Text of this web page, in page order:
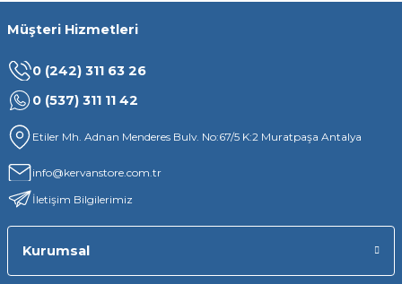
Müşteri Hizmetleri
0 (242) 311 63 26
0 (537) 311 11 42
Etiler Mh. Adnan Menderes Bulv. No:67/5 K:2 Muratpaşa Antalya
info@kervanstore.com.tr
İletişim Bilgilerimiz
Kurumsal